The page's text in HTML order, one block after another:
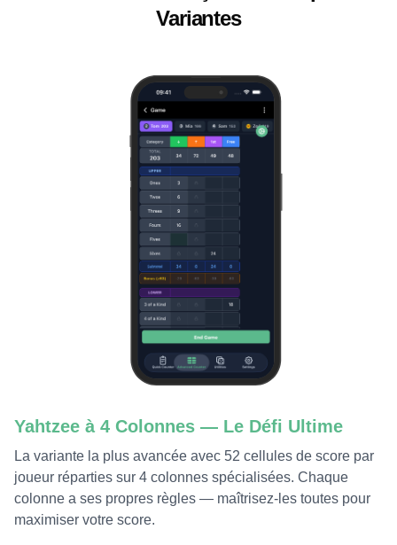
Variantes
Yahtzee à 4 Colonnes — Le Défi Ultime
La variante la plus avancée avec 52 cellules de score par
joueur réparties sur 4 colonnes spécialisées. Chaque
colonne a ses propres règles — maîtrisez-les toutes pour
maximiser votre score.